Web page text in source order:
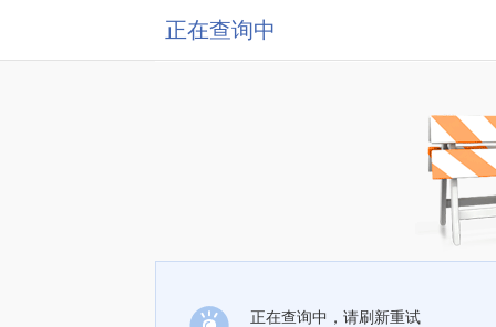
正在查询中
正在查询中，请刷新重试